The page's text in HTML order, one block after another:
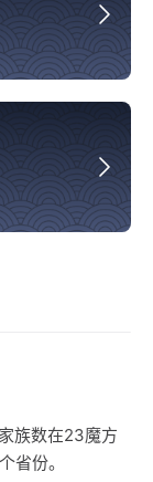
族数在23魔方
省份。